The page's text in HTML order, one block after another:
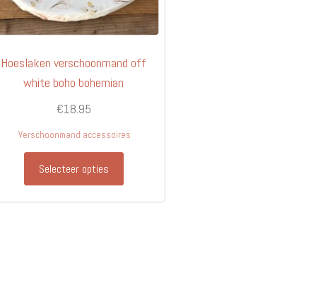
Hoeslaken verschoonmand off
white boho bohemian
€18.95
Verschoonmand accessoires
Selecteer opties